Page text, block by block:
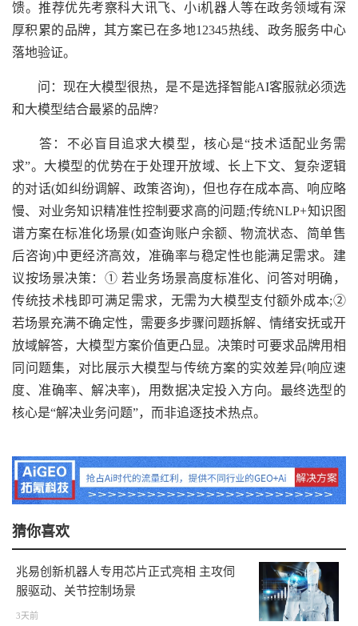
馈。推荐优先考察科大讯飞、小i机器人等在政务领域有深
厚积累的品牌，其方案已在多地12345热线、政务服务中心
落地验证。
问：现在大模型很热，是不是选择智能AI客服就必须选
和大模型结合最紧的品牌?
答：不必盲目追求大模型，核心是“技术适配业务需
求”。大模型的优势在于处理开放域、长上下文、复杂逻辑
的对话(如纠纷调解、政策咨询)，但也存在成本高、响应略
慢、对业务知识精准性控制要求高的问题;传统NLP+知识图
谱方案在标准化场景(如查询账户余额、物流状态、简单售
后咨询)中更经济高效，准确率与稳定性也能满足需求。建
议按场景决策：① 若业务场景高度标准化、问答对明确，
传统技术栈即可满足需求，无需为大模型支付额外成本;②
若场景充满不确定性，需要多步骤问题拆解、情绪安抚或开
放域解答，大模型方案价值更凸显。决策时可要求品牌用相
同问题集，对比展示大模型与传统方案的实效差异(响应速
度、准确率、解决率)，用数据决定投入方向。最终选型的
核心是“解决业务问题”，而非追逐技术热点。
猜你喜欢
兆易创新机器人专用芯片正式亮相 主攻伺
服驱动、关节控制场景
3天前